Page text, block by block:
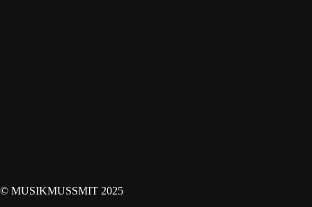
© MUSIKMUSSMIT 2025